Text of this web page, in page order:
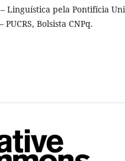
Linguística pela Pontifícia
Bolsista CNPq.